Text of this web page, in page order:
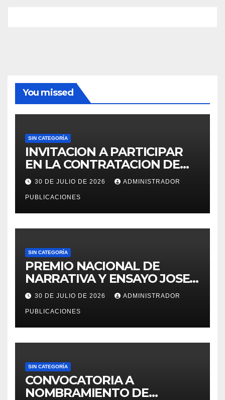
You missed
SIN CATEGORÍA
INVITACION A PARTICIPAR
EN LA CONTRATACION DE
SERVICIO DE ESPECIALISTA
EN RECURSOS HUMANOS
PARA LA OFICINA DE
ADMINISTRACION DE
PERSONAL – UGEL MOHO.
30 DE JULIO DE 2026 ADMINISTRADOR
PUBLICACIONES
SIN CATEGORÍA
PREMIO NACIONAL DE
NARRATIVA Y ENSAYO JOSE
MARIA ARGUEDAS
30 DE JULIO DE 2026 ADMINISTRADOR
PUBLICACIONES
SIN CATEGORÍA
CONVOCATORIA A
NOMBRAMIENTO DE